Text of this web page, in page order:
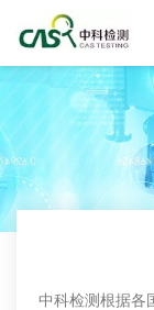
中科检测根据各